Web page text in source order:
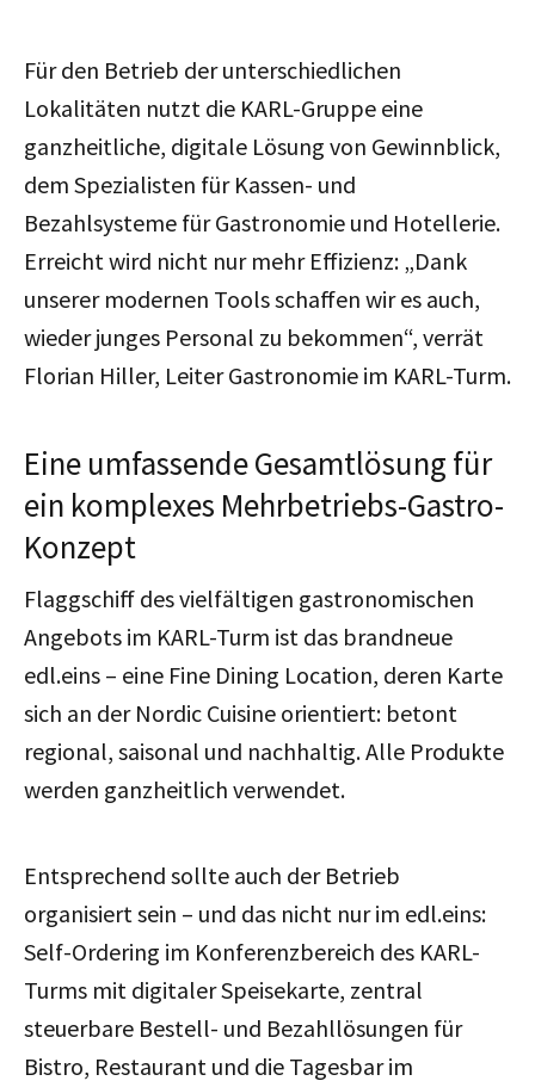
Für den Betrieb der unterschiedlichen
Lokalitäten nutzt die KARL-Gruppe eine
ganzheitliche, digitale Lösung von Gewinnblick,
dem Spezialisten für Kassen- und
Bezahlsysteme für Gastronomie und Hotellerie.
Erreicht wird nicht nur mehr Effizienz: „Dank
unserer modernen Tools schaffen wir es auch,
wieder junges Personal zu bekommen“, verrät
Florian Hiller, Leiter Gastronomie im KARL-Turm.
Eine umfassende Gesamtlösung für
ein komplexes Mehrbetriebs-Gastro-
Konzept
Flaggschiff des vielfältigen gastronomischen
Angebots im KARL-Turm ist das brandneue
edl.eins – eine Fine Dining Location, deren Karte
sich an der Nordic Cuisine orientiert: betont
regional, saisonal und nachhaltig. Alle Produkte
werden ganzheitlich verwendet.
Entsprechend sollte auch der Betrieb
organisiert sein – und das nicht nur im edl.eins:
Self-Ordering im Konferenzbereich des KARL-
Turms mit digitaler Speisekarte, zentral
steuerbare Bestell- und Bezahllösungen für
Bistro, Restaurant und die Tagesbar im